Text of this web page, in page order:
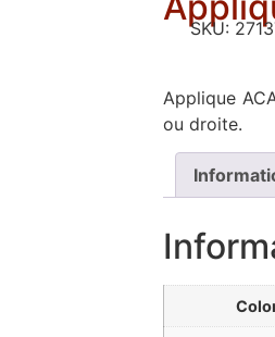
SKU:
Applique
ou droite.